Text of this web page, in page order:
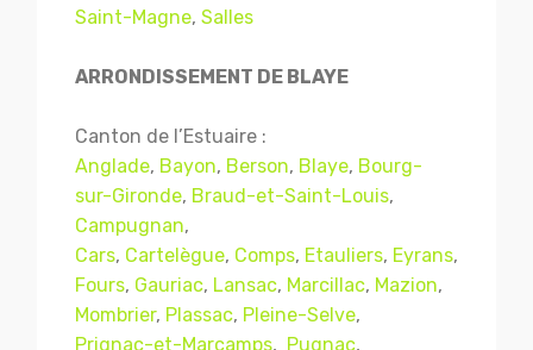
Saint-Magne, Salles
ARRONDISSEMENT DE BLAYE
Canton de l’Estuaire :
Anglade, Bayon, Berson, Blaye, Bourg-
sur-Gironde, Braud-et-Saint-Louis,
Campugnan,
Cars, Cartelègue, Comps, Etauliers, Eyrans,
Fours, Gauriac, Lansac, Marcillac, Mazion,
Mombrier, Plassac, Pleine-Selve,
Prignac-et-Marcamps, Pugnac,